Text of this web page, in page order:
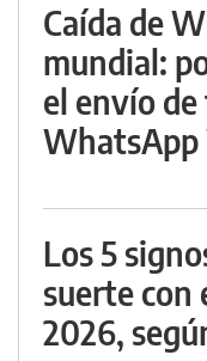
Caída de
mundial:
el envío
WhatsApp
Los 5
suerte con
2026,